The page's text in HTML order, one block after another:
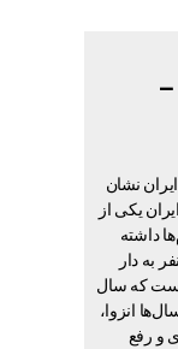
–
نشان
ایران یکی از
داشته
است. در این سال بطور متوسط هر روز بین ۲ تا ۳ نفر به دار
است که سال
انزوا،
و رفع